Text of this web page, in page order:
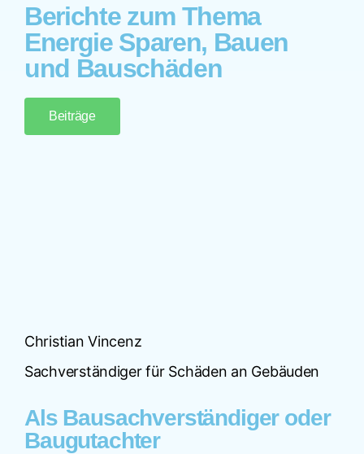
Berichte zum Thema
Energie Sparen, Bauen
und Bauschäden
Beiträge
Christian Vincenz
Sachverständiger für Schäden an Gebäuden
Als Bausachverständiger oder
Baugutachter